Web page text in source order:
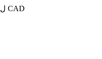
ل CAD